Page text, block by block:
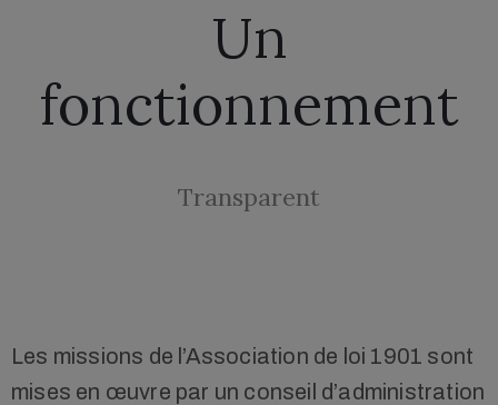
Un
fonctionnement
Transparent
Les missions de l’Association de loi 1901 sont
mises en œuvre par un conseil d’administration